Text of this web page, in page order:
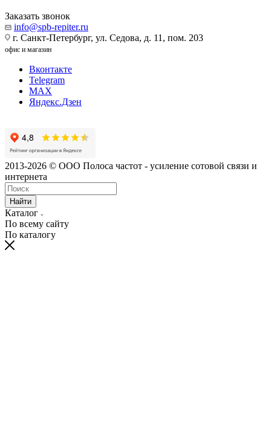
Заказать звонок
info@spb-repiter.ru
г. Санкт-Петербург, ул. Седова, д. 11, пом. 203
офис и магазин
Вконтакте
Telegram
MAX
Яндекс.Дзен
2013-2026 © ООО Полоса частот - усиление сотовой связи и
интернета
Найти
Каталог
По всему сайту
По каталогу